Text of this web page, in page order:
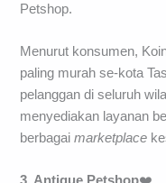
Petshop.
Menurut konsumen,
paling murah se-kota
pelanggan di seluruh
menyediakan layanan
berbagaimarketplace